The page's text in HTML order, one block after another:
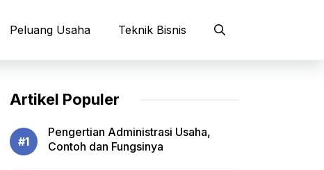
Peluang Usaha Teknik Bisnis
Artikel Populer
Pengertian Administrasi Usaha,
Contoh dan Fungsinya